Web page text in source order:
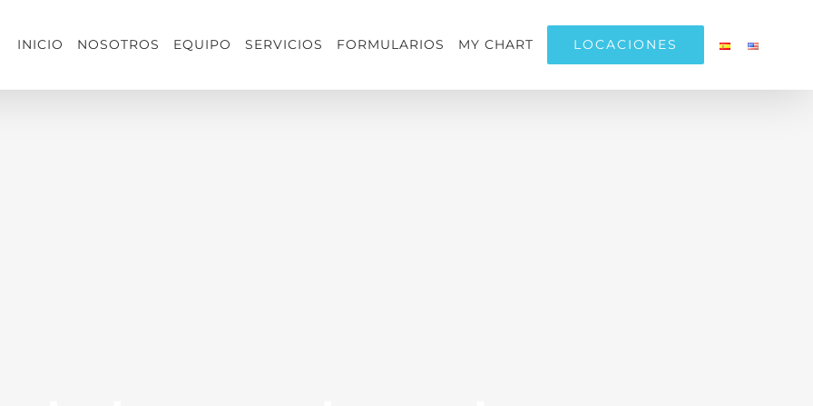
INICIO NOSOTROS EQUIPO SERVICIOS FORMULARIOS MY CHART LOCACIONES